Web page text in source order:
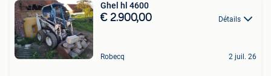
Ghel hl 4600
€ 2.900,00 Détails
Robecq 2 juil. 26